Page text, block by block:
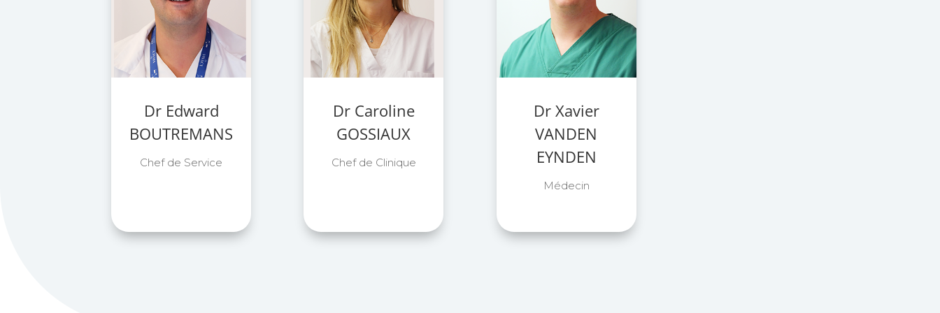
Dr Edward
BOUTREMANS
Chef de Service
Dr Caroline
GOSSIAUX
Chef de Clinique
Dr Xavier
VANDEN
EYNDEN
Médecin